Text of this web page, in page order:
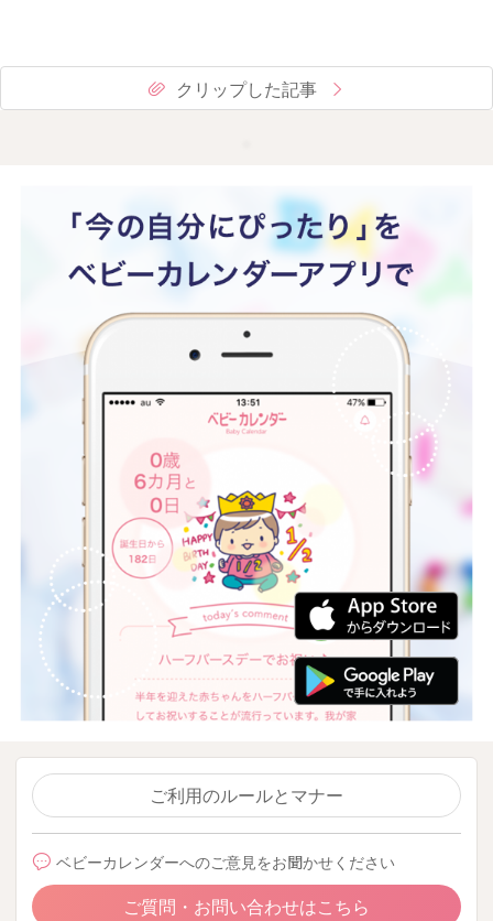
クリップした記事
ご利用のルールとマナー
ベビーカレンダーへのご意見をお聞かせください
ご質問・お問い合わせはこちら